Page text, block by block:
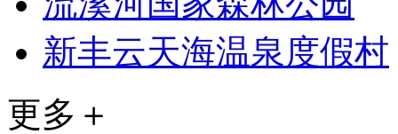
新丰云天海温泉度假村
更多＋